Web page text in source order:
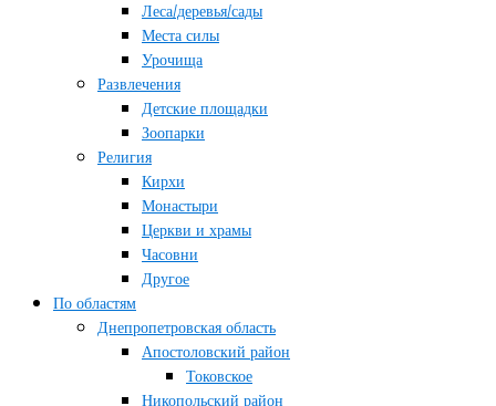
Леса/деревья/сады
Места силы
Урочища
Развлечения
Детские площадки
Зоопарки
Религия
Кирхи
Монастыри
Церкви и храмы
Часовни
Другое
По областям
Днепропетровская область
Апостоловский район
Токовское
Никопольский район